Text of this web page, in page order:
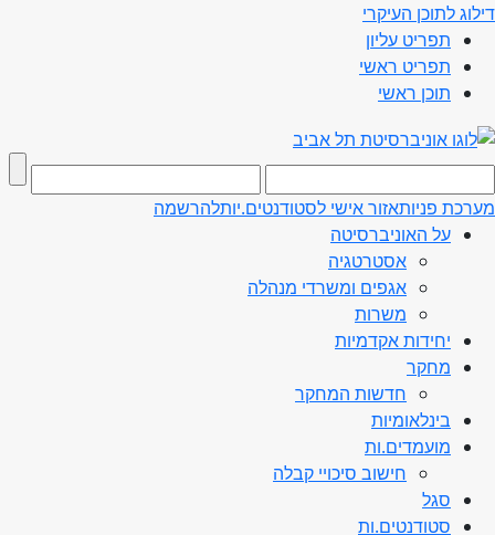
דילוג לתוכן העיקרי
תפריט עליון
תפריט ראשי
תוכן ראשי
מערכת פניותאזור אישי לסטודנטים.יותלהרשמה
על האוניברסיטה
אסטרטגיה
אגפים ומשרדי מנהלה
משרות
יחידות אקדמיות
מחקר
חדשות המחקר
בינלאומיות
מועמדים.ות
חישוב סיכויי קבלה
סגל
סטודנטים.ות